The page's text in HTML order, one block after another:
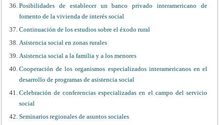
Posibilidades de establecer un banco privado interamericano de
fomento de la vivienda de interés social
Continuación de los estudios sobre el éxodo rural
Asistencia social en zonas rurales
Asistencia social a la familia y a los menores
Cooperación de los organismos especializados interamericanos en el
desarrollo de programas de asistencia social
Celebración de conferencias especializadas en el campo del servicio
social
Seminarios regionales de asuntos sociales